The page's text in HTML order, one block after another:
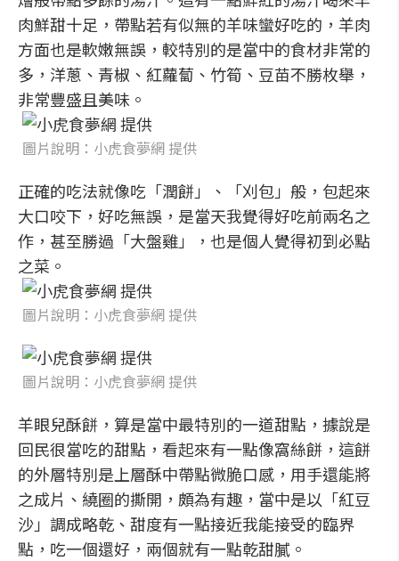
肉鮮甜十足，帶點若有似無的羊味蠻好吃的，羊肉
方面也是軟嫩無誤，較特別的是當中的食材非常的
多，洋蔥、青椒、紅蘿蔔、竹筍、豆苗不勝枚舉，
非常豐盛且美味。
圖片說明：小虎食夢網 提供
正確的吃法就像吃「潤餅」、「刈包」般，包起來
大口咬下，好吃無誤，是當天我覺得好吃前兩名之
作，甚至勝過「大盤雞」，也是個人覺得初到必點
之菜。
圖片說明：小虎食夢網 提供
圖片說明：小虎食夢網 提供
羊眼兒酥餅，算是當中最特別的一道甜點，據說是
回民很當吃的甜點，看起來有一點像窩絲餅，這餅
的外層特別是上層酥中帶點微脆口感，用手還能將
之成片、繞圈的撕開，頗為有趣，當中是以「紅豆
沙」調成略乾、甜度有一點接近我能接受的臨界
點，吃一個還好，兩個就有一點乾甜膩。